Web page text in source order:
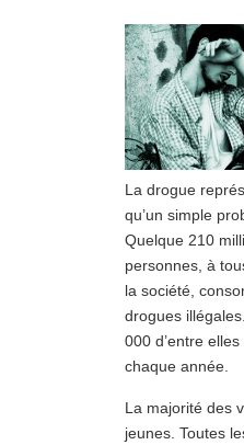
La drogue
qu’un simple
Quelque 210
personnes, à
la société,
drogues
000 d’entre
chaque année.
La majorité des
jeunes. Toutes